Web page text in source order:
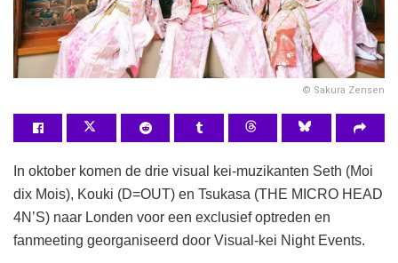
© Sakura Zensen
In oktober komen de drie visual kei-muzikanten Seth (Moi
dix Mois), Kouki (D=OUT) en Tsukasa (THE MICRO HEAD
4N’S) naar Londen voor een exclusief optreden en
fanmeeting georganiseerd door Visual-kei Night Events.